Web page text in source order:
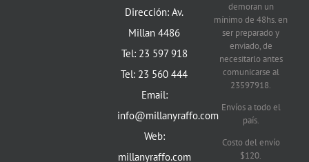
Dirección: Av.
Millan 4486
Tel: 23 597 918
Tel: 23 560 444
Email:
info@millanyraffo.com
Web:
millanyraffo.com
demoran un
mínimo de 48hs. en
ser preparado y
enviado, de
necesitarlo antes
comunicarse al
23597918.
Envíos a todo el
país.
Costo del envío
$120.